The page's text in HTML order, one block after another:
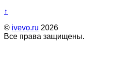
↑
© ivevo.ru 2026
Все права защищены.